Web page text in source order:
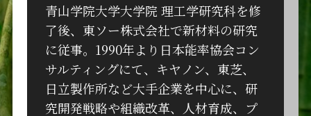
青山学院大学大学院 理工学研究科を修
了後、東ソー株式会社で新材料の研究
に従事。1990年より日本能率協会コン
サルティングにて、キヤノン、東芝、
日立製作所など大手企業を中心に、研
究開発戦略や組織改革、人材育成、プ